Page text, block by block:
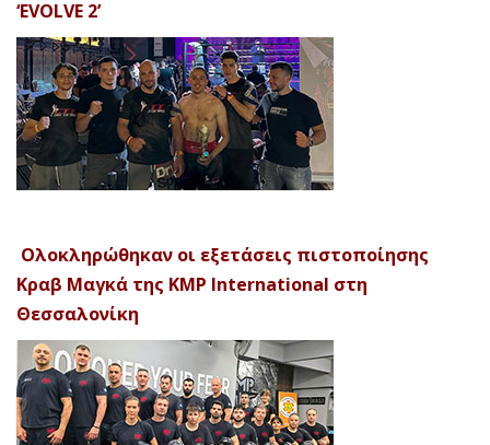
‘EVOLVE 2’
Ολοκληρώθηκαν οι εξετάσεις πιστοποίησης
Κραβ Μαγκά της KMP International στη
Θεσσαλονίκη